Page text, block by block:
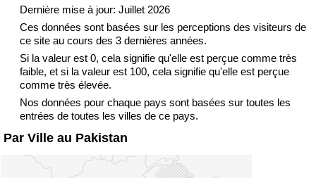
Dernière mise à jour: Juillet 2026
Ces données sont basées sur les perceptions des visiteurs de
ce site au cours des 3 dernières années.
Si la valeur est 0, cela signifie qu'elle est perçue comme très
faible, et si la valeur est 100, cela signifie qu'elle est perçue
comme très élevée.
Nos données pour chaque pays sont basées sur toutes les
entrées de toutes les villes de ce pays.
Par Ville au Pakistan
Indice de Pollution (Actuel)
Indice de pollution
Indice de Pollution par Pays
Trafic
Indice de Trafic